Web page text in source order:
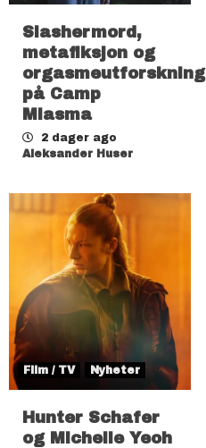
Slashermord,
metafiksjon og
orgasmeutforskning
på Camp
Miasma
2 dager ago
Aleksander Huser
Film / TV Nyheter
Hunter Schafer
og Michelle Yeoh